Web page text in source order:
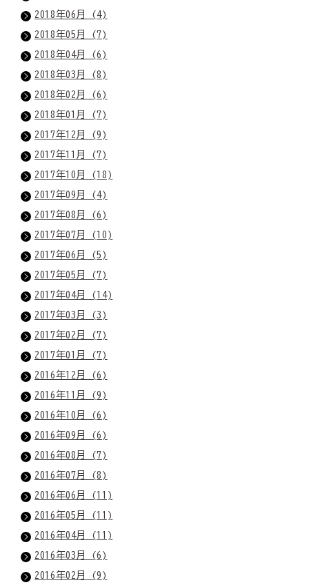
2018年06月 (4)
2018年05月 (7)
2018年04月 (6)
2018年03月 (8)
2018年02月 (6)
2018年01月 (7)
2017年12月 (9)
2017年11月 (7)
2017年10月 (18)
2017年09月 (4)
2017年08月 (6)
2017年07月 (10)
2017年06月 (5)
2017年05月 (7)
2017年04月 (14)
2017年03月 (3)
2017年02月 (7)
2017年01月 (7)
2016年12月 (6)
2016年11月 (9)
2016年10月 (6)
2016年09月 (6)
2016年08月 (7)
2016年07月 (8)
2016年06月 (11)
2016年05月 (11)
2016年04月 (11)
2016年03月 (6)
2016年02月 (9)